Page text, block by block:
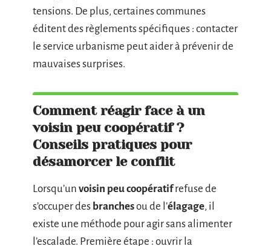
tensions. De plus, certaines communes
éditent des règlements spécifiques : contacter
le service urbanisme peut aider à prévenir de
mauvaises surprises.
Comment réagir face à un
voisin peu coopératif ?
Conseils pratiques pour
désamorcer le conflit
Lorsqu’un voisin peu coopératifrefuse de
s’occuper des branchesou de l’élagage, il
existe une méthode pour agir sans alimenter
l’escalade. Première étape : ouvrir la